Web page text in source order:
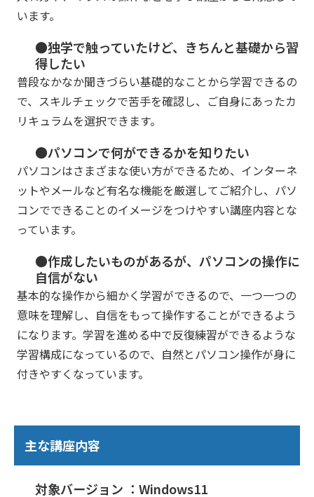
います。
●独学で触っていたけど、きちんと基礎から習
得したい
普段なかなか聞きづらい基礎的なことから学習できるの
で、スキルチェックで苦手を確認し、ご自身にあったカ
リキュラムを選択できます。
●パソコンで何ができるかを知りたい
パソコンはさまざまな使い方ができるため、インターネ
ットやメールなど有名な機能を厳選してご紹介し、パソ
コンでできることのイメージをつけやすい講座内容とな
っています。
●作成したいものがあるが、パソコンの操作に
自信がない
基本的な操作から細かく学習ができるので、一つ一つの
意味を理解し、自信をもって操作することができるよう
になります。学習を進める中で反復練習ができるような
学習構成になっているので、自然とパソコン操作が身に
付きやすくなっています。
主な講座内容
対象バージョン ：Windows11